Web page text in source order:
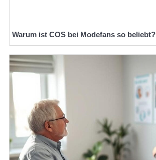
Warum ist COS bei Modefans so beliebt?